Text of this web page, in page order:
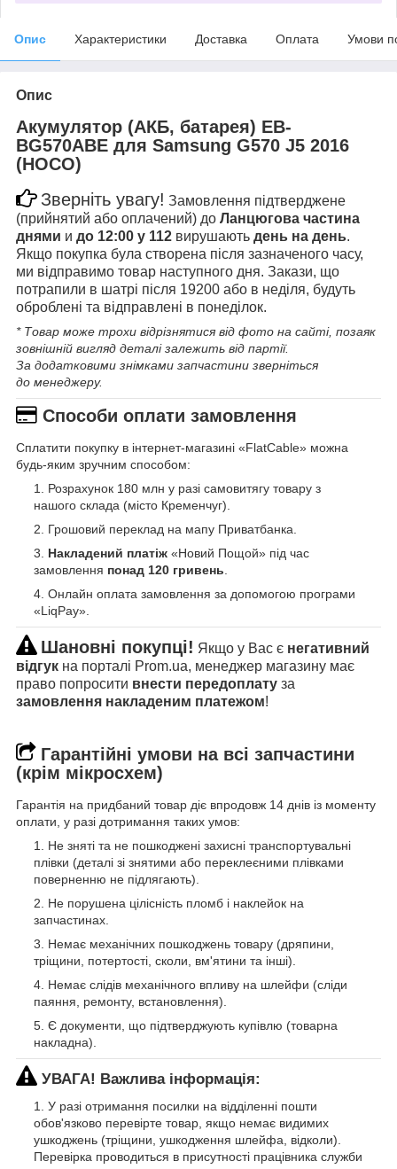
Опис Характеристики Доставка Оплата Умови
Опис
Акумулятор (АКБ, батарея) EB-
BG570ABE для Samsung G570 J5 2016
(HOCO)
Зверніть увагу! Замовлення підтверджене
(прийнятий або оплачений) до Ланцюгова частина
днями и до 12:00 у 112 вирушають день на день.
Якщо покупка була створена після зазначеного часу,
ми відправимо товар наступного дня. Закази, що
потрапили в шатрі після 19200 або в неділя, будуть
оброблені та відправлені в понеділок.
* Товар може трохи відрізнятися від фото на сайті, позаяк
зовнішній вигляд деталі залежить від партії.
За додатковими знімками запчастини зверніться
до менеджеру.
Способи оплати замовлення
Сплатити покупку в інтернет-магазині «FlatCable» можна
будь-яким зручним способом:
Розрахунок 180 млн у разі самовитягу товару з
нашого склада (місто Кременчуг).
Грошовий переклад на мапу Приватбанка.
Накладений платіж «Новий Пощой» під час
замовлення понад 120 гривень
Онлайн оплата замовлення за допомогою програми
«LiqPay».
Шановні покупці! Якщо у Вас є негативний
відгук на порталі Prom.ua, менеджер магазину має
право попросити внести передоплату за
замовлення накладеним платежом!
Гарантійні умови на всі запчастини
(крім мікросхем)
Гарантія на придбаний товар діє впродовж 14 днів із моменту
оплати, у разі дотримання таких умов:
Не зняті та не пошкоджені захисні транспортувальні
плівки (деталі зі знятими або переклеєними плівками
поверненню не підлягають).
Не порушена цілісність пломб і наклейок на
запчастинах.
Немає механічних пошкоджень товару (дряпини,
тріщини, потертості, сколи, вм'ятини та інші).
Немає слідів механічного впливу на шлейфи (сліди
паяння, ремонту, встановлення).
Є документи, що підтверджують купівлю (товарна
накладна).
УВАГА! Важлива інформація:
У разі отримання посилки на відділенні пошти
обов'язково перевірте товар, якщо немає видимих
ушкоджень (тріщини, ушкодження шлейфа, відколи).
Перевірка проводиться в присутності працівника служби